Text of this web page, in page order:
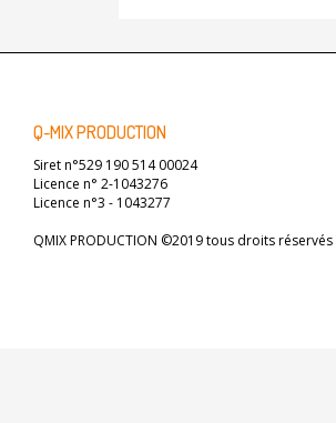
Q-MIX PRODUCTION
Siret n°529 190 514 00024
Licence n° 2-1043276
Licence n°3 - 1043277
QMIX PRODUCTION ©2019 tous droits réservés